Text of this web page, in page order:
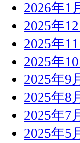
2026年1
2025年12
2025年11
2025年10
2025年9
2025年8
2025年7
2025年5